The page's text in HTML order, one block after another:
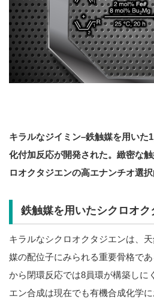
キラルなジイミン–鉄触媒を用いた
化付加反応が開発された。緻密な
ロオクタジエンの高エナンチオ選
鉄触媒を用いたシクロオク
キラルなシクロオクタジエンは、
媒の配位子にみられる重要骨格で
から閉環反応では8員環が構築しに
エン合成は現在でも有機合成化学